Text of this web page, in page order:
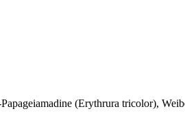
(Erythrura tricolor),